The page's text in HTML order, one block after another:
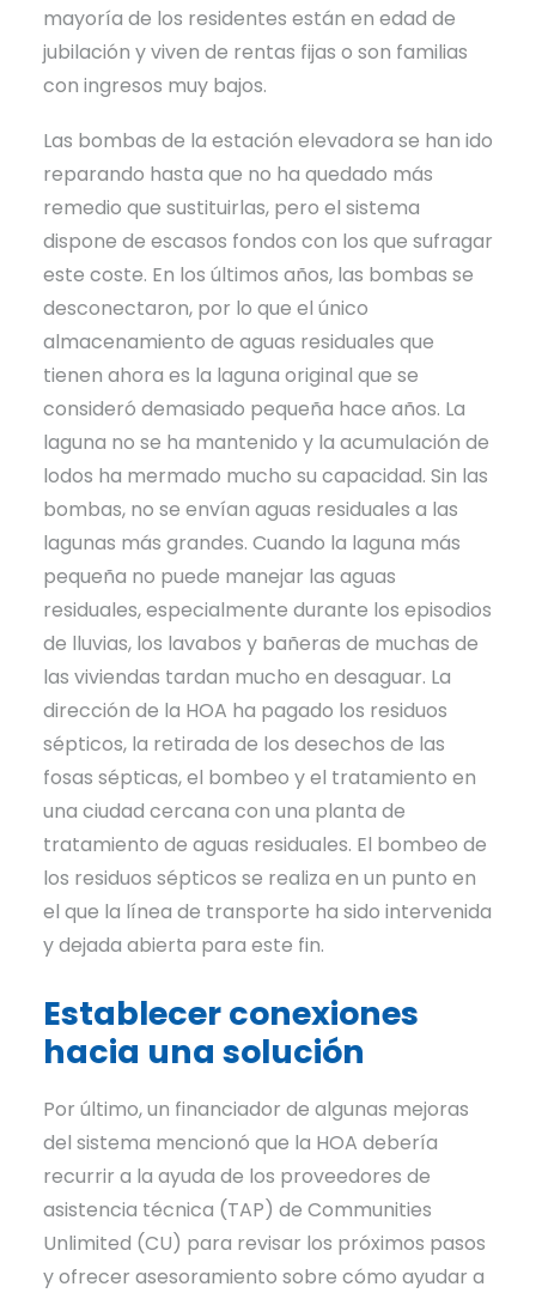
mayoría de los residentes están en edad de
jubilación y viven de rentas fijas o son familias
con ingresos muy bajos.
Las bombas de la estación elevadora se han ido
reparando hasta que no ha quedado más
remedio que sustituirlas, pero el sistema
dispone de escasos fondos con los que sufragar
este coste. En los últimos años, las bombas se
desconectaron, por lo que el único
almacenamiento de aguas residuales que
tienen ahora es la laguna original que se
consideró demasiado pequeña hace años. La
laguna no se ha mantenido y la acumulación de
lodos ha mermado mucho su capacidad. Sin las
bombas, no se envían aguas residuales a las
lagunas más grandes. Cuando la laguna más
pequeña no puede manejar las aguas
residuales, especialmente durante los episodios
de lluvias, los lavabos y bañeras de muchas de
las viviendas tardan mucho en desaguar. La
dirección de la HOA ha pagado los residuos
sépticos, la retirada de los desechos de las
fosas sépticas, el bombeo y el tratamiento en
una ciudad cercana con una planta de
tratamiento de aguas residuales. El bombeo de
los residuos sépticos se realiza en un punto en
el que la línea de transporte ha sido intervenida
y dejada abierta para este fin.
Establecer conexiones
hacia una solución
Por último, un financiador de algunas mejoras
del sistema mencionó que la HOA debería
recurrir a la ayuda de los proveedores de
asistencia técnica (TAP) de Communities
Unlimited (CU) para revisar los próximos pasos
y ofrecer asesoramiento sobre cómo ayudar a